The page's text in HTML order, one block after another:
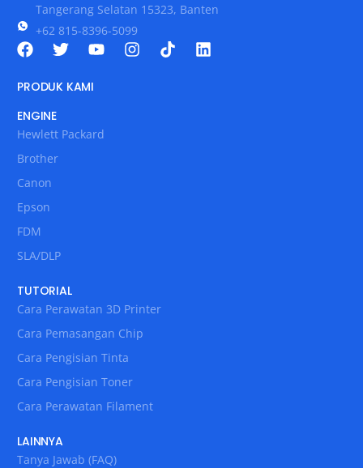
Tangerang Selatan 15323, Banten
+62 815-8396-5099
PRODUK KAMI
ENGINE
Hewlett Packard
Brother
Canon
Epson
FDM
SLA/DLP
TUTORIAL
Cara Perawatan 3D Printer
Cara Pemasangan Chip
Cara Pengisian Tinta
Cara Pengisian Toner
Cara Perawatan Filament
LAINNYA
Tanya Jawab (FAQ)